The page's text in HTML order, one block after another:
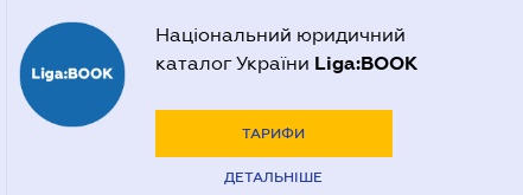
Національний юридичний
каталог України Liga:BOOK
ТАРИФИ
ДЕТАЛЬНІШЕ